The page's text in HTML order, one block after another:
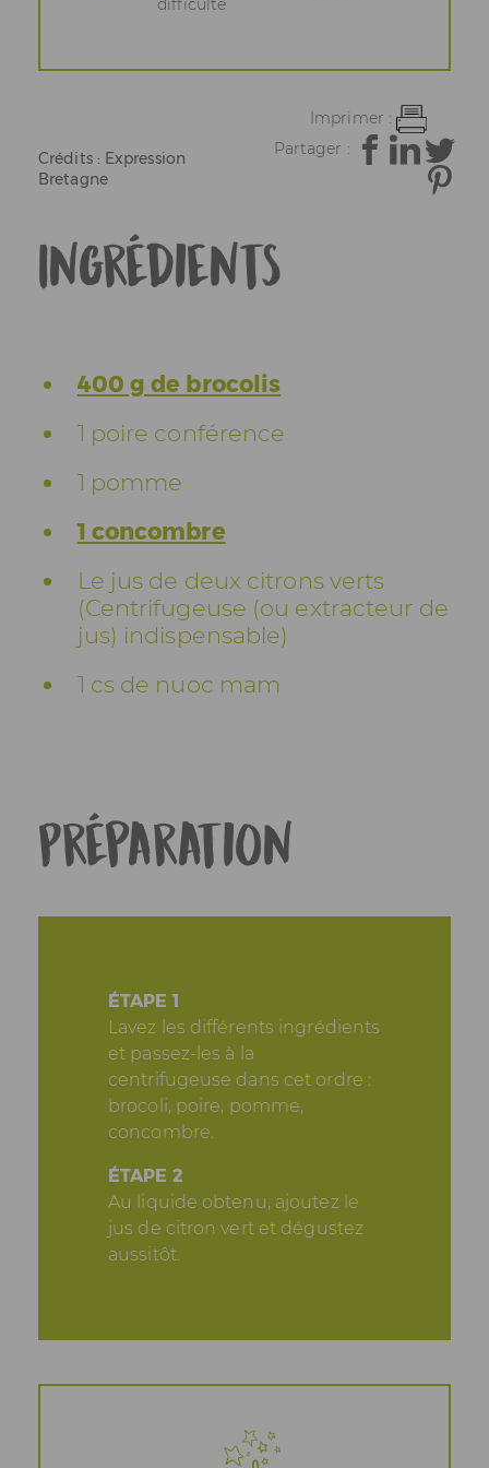
difficulté
Crédits : Expression
Bretagne
Imprimer :
Partager :
Ingrédients
400 g de brocolis
1 poire conférence
1 pomme
1 concombre
Le jus de deux citrons verts
(Centrifugeuse (ou extracteur de
jus) indispensable)
1 cs de nuoc mam
Préparation
ÉTAPE 1
Lavez les différents ingrédients
et passez-les à la
centrifugeuse dans cet ordre :
brocoli, poire, pomme,
concombre.
ÉTAPE 2
Au liquide obtenu, ajoutez le
jus de citron vert et dégustez
aussitôt.